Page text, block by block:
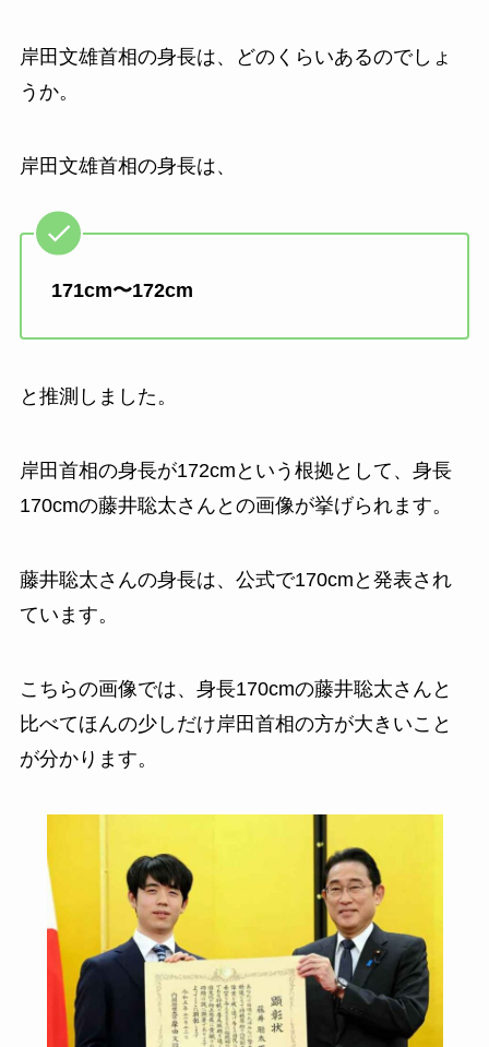
岸田文雄首相の身長は、どのくらいあるのでしょ
うか。
岸田文雄首相の身長は、
171cm〜172cm
と推測しました。
岸田首相の身長が172cmという根拠として、身長
170cmの藤井聡太さんとの画像が挙げられます。
藤井聡太さんの身長は、公式で170cmと発表され
ています。
こちらの画像では、身長170cmの藤井聡太さんと
比べてほんの少しだけ岸田首相の方が大きいこと
が分かります。